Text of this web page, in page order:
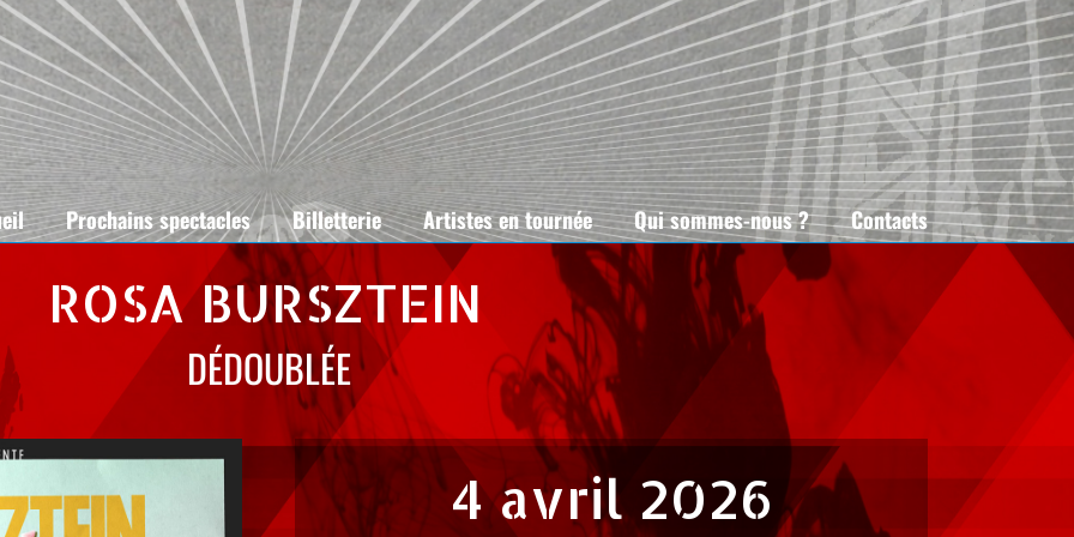
Prochains spectacles Billetterie Artistes en tournée Qui sommes-nous ? Contacts
ROSA BURSZTEIN
DÉDOUBLÉE
4 avril 2026